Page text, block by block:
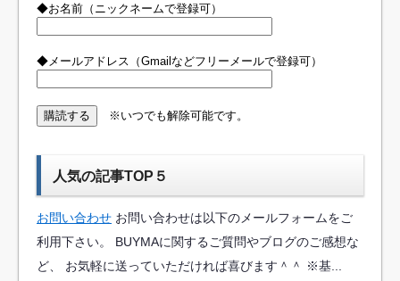
◆お名前（ニックネームで登録可）
◆メールアドレス（Gmailなどフリーメールで登録可）
※いつでも解除可能です。
人気の記事TOP５
お問い合わせ お問い合わせは以下のメールフォームをご
利用下さい。 BUYMAに関するご質問やブログのご感想な
ど、 お気軽に送っていただければ喜びます＾＾ ※基...